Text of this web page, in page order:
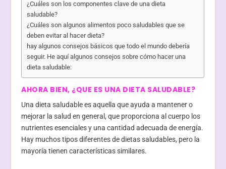
¿Cuáles son los componentes clave de una dieta
saludable?
¿Cuáles son algunos alimentos poco saludables que se
deben evitar al hacer dieta?
hay algunos consejos básicos que todo el mundo debería
seguir. He aquí algunos consejos sobre cómo hacer una
dieta saludable:
AHORA BIEN, ¿QUE ES UNA DIETA SALUDABLE?
Una dieta saludable es aquella que ayuda a mantener o
mejorar la salud en general, que proporciona al cuerpo los
nutrientes esenciales y una cantidad adecuada de energía.
Hay muchos tipos diferentes de dietas saludables, pero la
mayoría tienen características similares.